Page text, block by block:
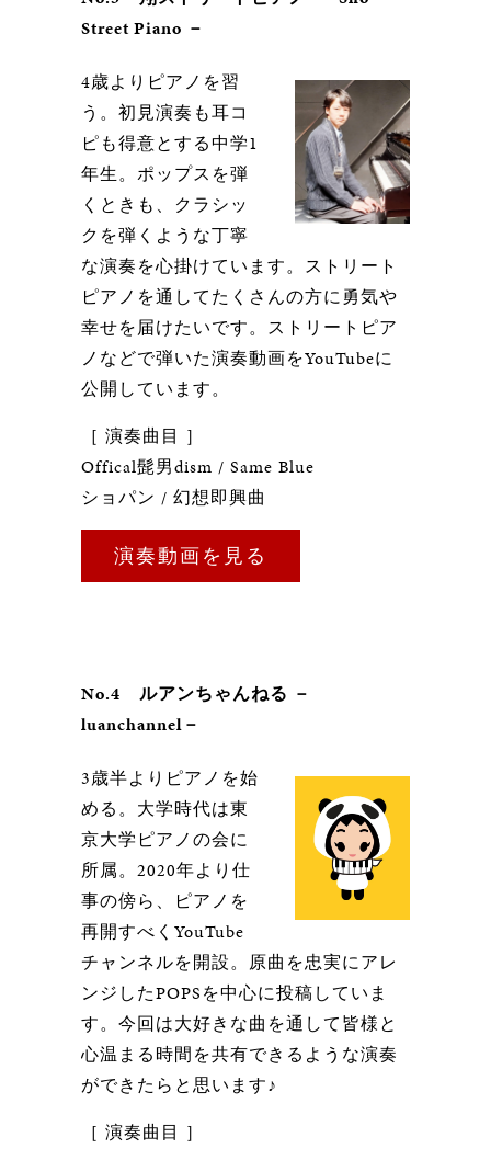
Street Piano －
4歳よりピアノを習
う。初見演奏も耳コ
ピも得意とする中学1
年生。ポップスを弾
くときも、クラシッ
クを弾くような丁寧
な演奏を心掛けています。ストリート
ピアノを通してたくさんの方に勇気や
幸せを届けたいです。ストリートピア
ノなどで弾いた演奏動画をYouTubeに
公開しています。
［ 演奏曲目 ］
Offical髭男dism / Same Blue
ショパン / 幻想即興曲
演奏動画を見る
No.4 ルアンちゃんねる －
luanchannel－
3歳半よりピアノを始
める。大学時代は東
京大学ピアノの会に
所属。2020年より仕
事の傍ら、ピアノを
再開すべくYouTube
チャンネルを開設。原曲を忠実にアレ
ンジしたPOPSを中心に投稿していま
す。今回は大好きな曲を通して皆様と
心温まる時間を共有できるような演奏
ができたらと思います♪
［ 演奏曲目 ］